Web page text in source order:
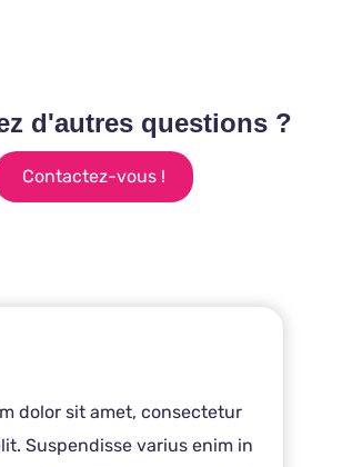
d'autres questions ?
Contactez-vous !
dolor sit amet, consectetur
Suspendisse varius enim in